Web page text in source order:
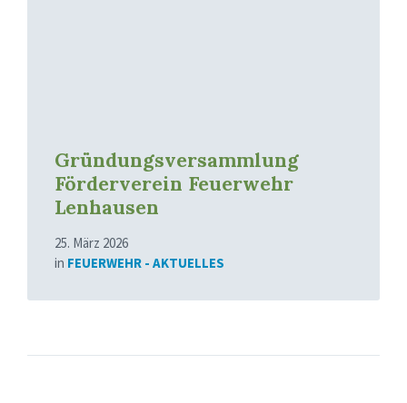
Gründungsversammlung
Förderverein Feuerwehr
Lenhausen
25. März 2026
in FEUERWEHR - AKTUELLES